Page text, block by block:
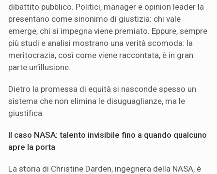
dibattito pubblico. Politici, manager e opinion leader la
presentano come sinonimo di giustizia: chi vale
emerge, chi si impegna viene premiato. Eppure, sempre
più studi e analisi mostrano una verità scomoda: la
meritocrazia, così come viene raccontata, è in gran
parte un’illusione.
Dietro la promessa di equità si nasconde spesso un
sistema che non elimina le disuguaglianze, ma le
giustifica.
Il caso NASA: talento invisibile fino a quando qualcuno
apre la porta
La storia di Christine Darden, ingegnera della NASA, è